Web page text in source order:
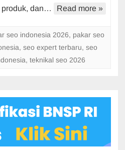
2026
Strategi
Ranking
Website
produk, dan…
Read more »
seo indonesia 2026, pakar seo
, seo expert terbaru, seo
, teknikal seo 2026